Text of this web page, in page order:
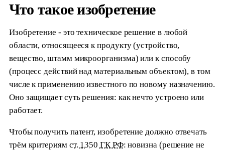
Что такое изобретение
Изобретение - это техническое решение в любой
области, относящееся к продукту (устройство,
вещество, штамм микроорганизма) или к способу
(процесс действий над материальным объектом), в том
числе к применению известного по новому назначению.
Оно защищает суть решения: как нечто устроено или
работает.
Чтобы получить патент, изобретение должно отвечать
трём критериям ст. 1350 ГК РФ: новизна (решение не